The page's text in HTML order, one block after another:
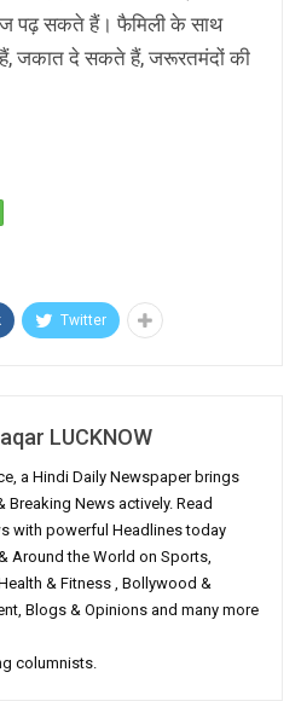
पढ़ सकते हैं। फैमिली के साथ
जकात दे सकते हैं, जरूरतमंदों की
Twitter
LUCKNOW
a Hindi Daily Newspaper brings
Breaking News actively. Read
with powerful Headlines today
Around the World on Sports,
& Fitness , Bollywood &
Blogs & Opinions and many more
columnists.